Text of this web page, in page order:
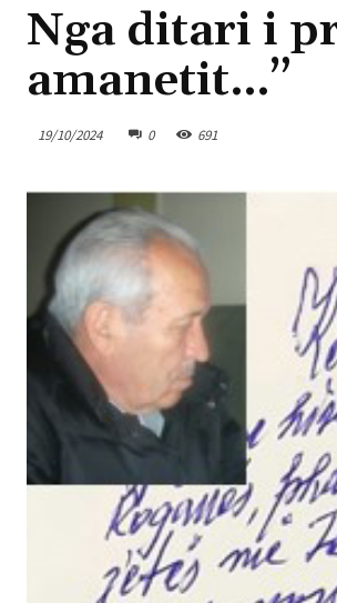
Nga ditari i
amanetit…”
19/10/2024 0 691